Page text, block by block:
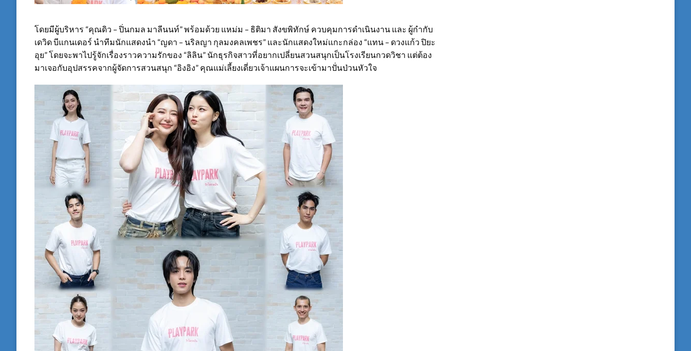
โดยมีผู้บริหาร “คุณดิว – ปิ่นกมล มาลีนนท์” พร้อมด้วย แหม่ม – ธิติมา สังขพิทักษ์ ควบคุมการดำเนินงาน และ ผู้กำกับ
เดวิด บีแกนเดอร์ นำทีมนักแสดงนำ “ญดา – นริลญา กุลมงคลเพชร” และนักแสดงใหม่แกะกล่อง “แทน – ดวงแก้ว ปิยะ
อุย” โดยจะพาไปรู้จักเรื่องราวความรักของ “ลิลิน” นักธุรกิจสาวที่อยากเปลี่ยนสวนสนุกเป็นโรงเรียนกวดวิชา แต่ต้อง
มาเจอกับอุปสรรคจากผู้จัดการสวนสนุก “อิงอิง” คุณแม่เลี้ยงเดี่ยวเจ้าแผนการจะเข้ามาปั่นป่วนหัวใจ